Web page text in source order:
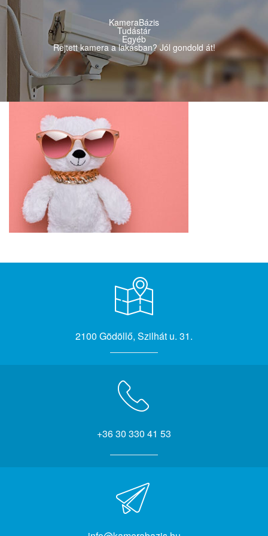
KameraBázis
Tudástár
Egyéb
Rejtett kamera a lakásban? Jól gondold át!
2100 Gödöllő, Szilhát u. 31.
+36 30 330 41 53